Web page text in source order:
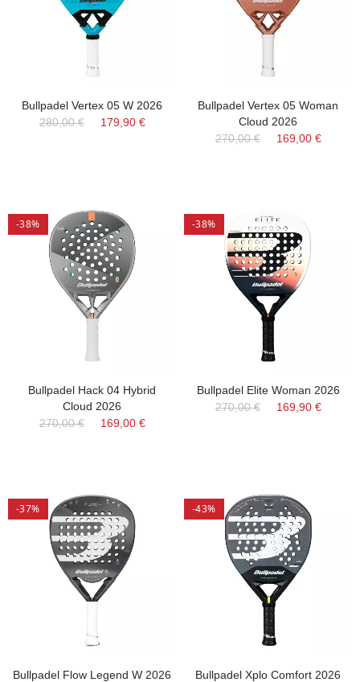
Bullpadel Vertex 05 W 2026
280,00 €
179,90 €
Bullpadel Vertex 05 Woman
Cloud 2026
270,00 €
169,00 €
-38%
Bullpadel Hack 04 Hybrid
Cloud 2026
270,00 €
169,00 €
-38%
Bullpadel Elite Woman 2026
270,00 €
169,90 €
-37%
Bullpadel Flow Legend W 2026
-43%
Bullpadel Xplo Comfort 2026